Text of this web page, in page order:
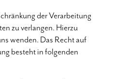
der Verarbeitung
zu verlangen. Hierzu
wenden. Das Recht auf
besteht in folgenden